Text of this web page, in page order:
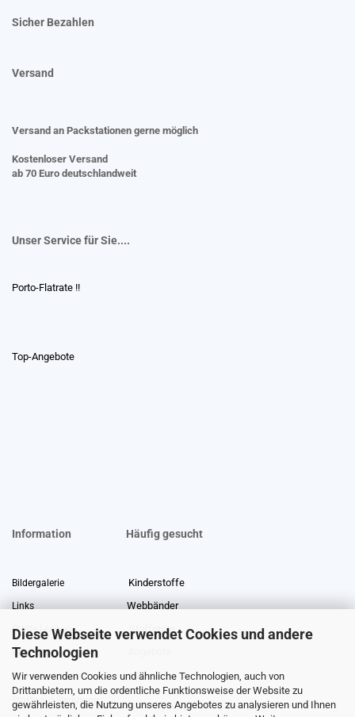
Diese Webseite verwendet Cookies und andere
Technologien
Wir verwenden Cookies und ähnliche Technologien, auch von
Drittanbietern, um die ordentliche Funktionsweise der Website zu
gewährleisten, die Nutzung unseres Angebotes zu analysieren und Ihnen
Sicher Bezahlen
Versand
Versand an Packstationen gerne möglich
Kostenloser Versand
ab 70 Euro deutschlandweit
Unser Service für Sie....
Porto-Flatrate !!
Top-Angebote
Information Häufig gesucht
Bildergalerie Kinderstoffe
Links Webbänder
Stoffe Lexikon Stoffreste
Über uns
Gewerberabatt Meterware
Stoffe auf Rechnung